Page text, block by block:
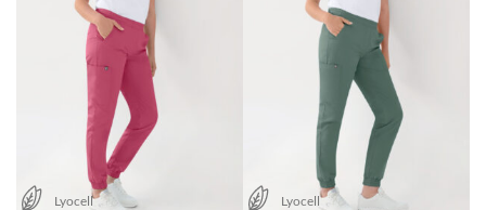
Lyocell Lyocell